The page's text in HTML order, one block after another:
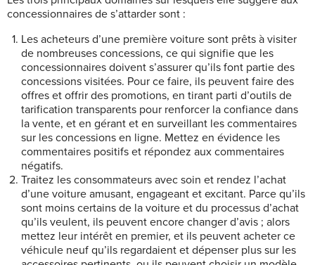
concessionnaires de s’attarder sont :
Les acheteurs d’une première voiture sont prêts à visiter
de nombreuses concessions, ce qui signifie que les
concessionnaires doivent s’assurer qu’ils font partie des
concessions visitées. Pour ce faire, ils peuvent faire des
offres et offrir des promotions, en tirant parti d’outils de
tarification transparents pour renforcer la confiance dans
la vente, et en gérant et en surveillant les commentaires
sur les concessions en ligne. Mettez en évidence les
commentaires positifs et répondez aux commentaires
négatifs.
Traitez les consommateurs avec soin et rendez l’achat
d’une voiture amusant, engageant et excitant. Parce qu’ils
sont moins certains de la voiture et du processus d’achat
qu’ils veulent, ils peuvent encore changer d’avis ; alors
mettez leur intérêt en premier, et ils peuvent acheter ce
véhicule neuf qu’ils regardaient et dépenser plus sur les